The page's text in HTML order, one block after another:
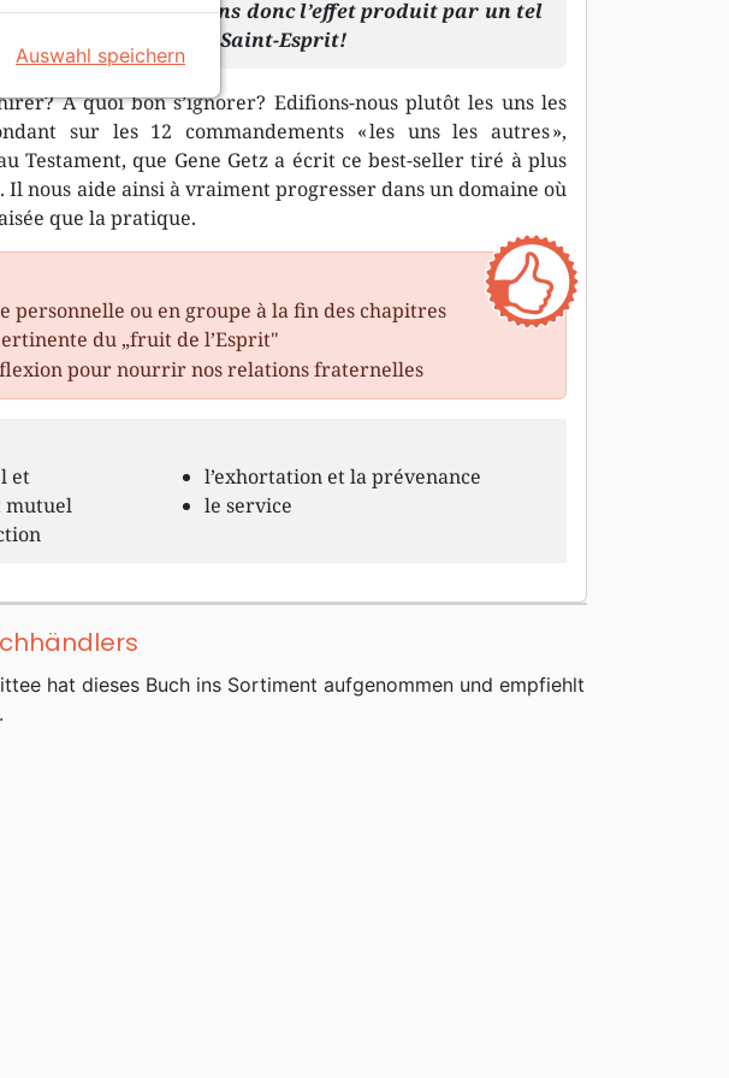
puissance, imaginons donc l’effet produit par un tel
et encouragé par le Saint-Esprit!
A quoi bon s’ignorer? Edifions-nous plutôt les uns les
sur les 12 commandements « les uns les autres »,
Testament, que Gene Getz a écrit ce best-seller tiré à plus
Il nous aide ainsi à vraiment progresser dans un domaine où
que la pratique.
personnelle ou en groupe à la fin des chapitres
du „fruit de l’Esprit"
pour nourrir nos relations fraternelles
et
mutuel
l’exhortation et la prévenance
le service
hat dieses Buch ins Sortiment aufgenommen und empfiehlt
Auswahl speichern